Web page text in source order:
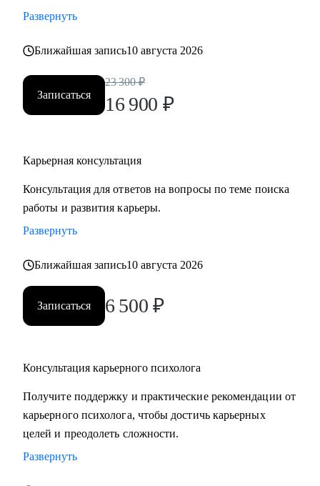
Развернуть
Ближайшая запись10 августа 2026
Записаться
23 300 ₽
16 900 ₽
Карьерная консультация
Консультация для ответов на вопросы по теме поиска
работы и развития карьеры.
Развернуть
Ближайшая запись10 августа 2026
Записаться 6 500 ₽
Консультация карьерного психолога
Получите поддержку и практические рекомендации от
карьерного психолога, чтобы достичь карьерных
целей и преодолеть сложности.
Развернуть